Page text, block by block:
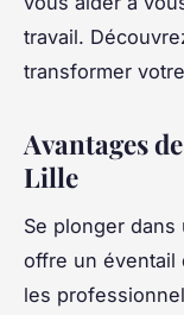
travail.
transformer
Avantages
Lille
Se plonger dans
offre un éventail
les